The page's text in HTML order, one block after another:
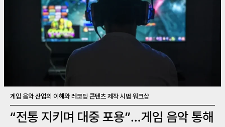
게임 음악 산업의 이해와 레코딩 콘텐츠 제작 시범 워크샵
“전통 지키며 대중 포용”…게임 음악 통해